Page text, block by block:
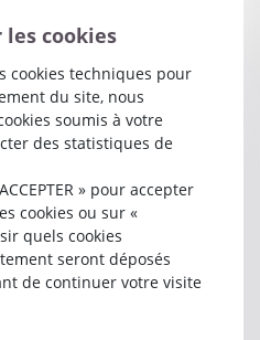
KLEIN
cookies
cookies techniques pour
du site, nous
soumis à votre
des statistiques de
» pour accepter
cookies ou sur «
quels cookies
seront déposés
de continuer votre visite